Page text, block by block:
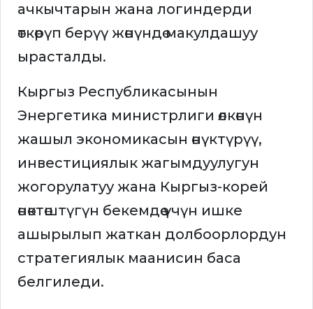
ачкычтарын жана логиндерди
өткөрүп берүү жөнүндө макулдашуу
ырасталды.
Кыргыз Республикасынын
Энергетика министрлиги өлкөнүн
жашыл экономикасын өнүктүрүү,
инвестициялык жагымдуулугун
жогорулатуу жана Кыргыз-корей
өнөктөштүгүн бекемдөө үчүн ишке
ашырылып жаткан долбоорлордун
стратегиялык маанисин баса
белгиледи.